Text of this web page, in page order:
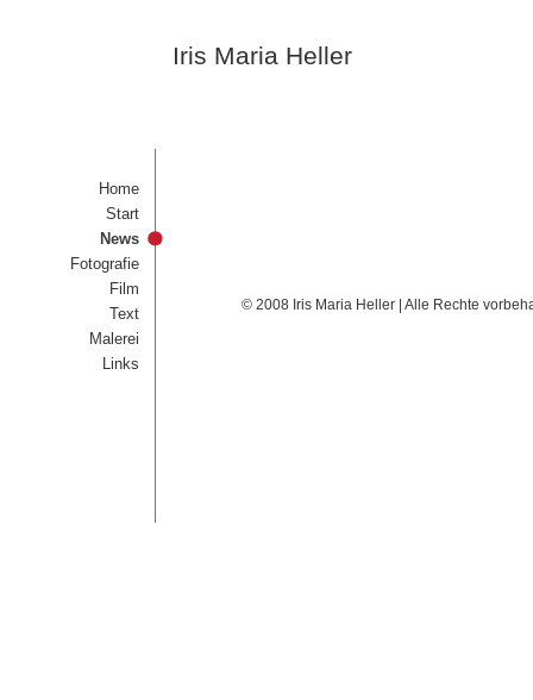
Iris Maria Heller
Home
Start
News
Fotografie
Film
Text
Malerei
Links
© 2008 Iris Maria Heller | Alle Rechte